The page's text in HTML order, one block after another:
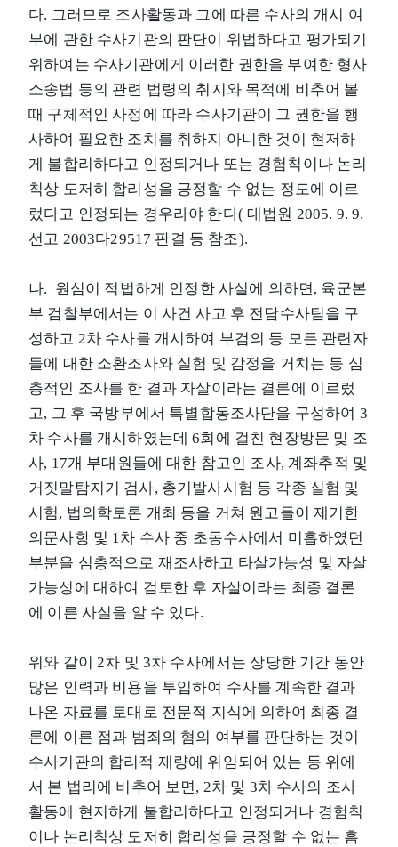
다. 그러므로 조사활동과 그에 따른 수사의 개시 여
부에 관한 수사기관의 판단이 위법하다고 평가되기
위하여는 수사기관에게 이러한 권한을 부여한 형사
소송법 등의 관련 법령의 취지와 목적에 비추어 볼
때 구체적인 사정에 따라 수사기관이 그 권한을 행
사하여 필요한 조치를 취하지 아니한 것이 현저하
게 불합리하다고 인정되거나 또는 경험칙이나 논리
칙상 도저히 합리성을 긍정할 수 없는 정도에 이르
렀다고 인정되는 경우라야 한다( 대법원 2005. 9. 9.
선고 2003다29517 판결 등 참조).
나. 원심이 적법하게 인정한 사실에 의하면, 육군본
부 검찰부에서는 이 사건 사고 후 전담수사팀을 구
성하고 2차 수사를 개시하여 부검의 등 모든 관련자
들에 대한 소환조사와 실험 및 감정을 거치는 등 심
층적인 조사를 한 결과 자살이라는 결론에 이르렀
고, 그 후 국방부에서 특별합동조사단을 구성하여 3
차 수사를 개시하였는데 6회에 걸친 현장방문 및 조
사, 17개 부대원들에 대한 참고인 조사, 계좌추적 및
거짓말탐지기 검사, 총기발사시험 등 각종 실험 및
시험, 법의학토론 개최 등을 거쳐 원고들이 제기한
의문사항 및 1차 수사 중 초동수사에서 미흡하였던
부분을 심층적으로 재조사하고 타살가능성 및 자살
가능성에 대하여 검토한 후 자살이라는 최종 결론
에 이른 사실을 알 수 있다.
위와 같이 2차 및 3차 수사에서는 상당한 기간 동안
많은 인력과 비용을 투입하여 수사를 계속한 결과
나온 자료를 토대로 전문적 지식에 의하여 최종 결
론에 이른 점과 범죄의 혐의 여부를 판단하는 것이
수사기관의 합리적 재량에 위임되어 있는 등 위에
서 본 법리에 비추어 보면, 2차 및 3차 수사의 조사
활동에 현저하게 불합리하다고 인정되거나 경험칙
이나 논리칙상 도저히 합리성을 긍정할 수 없는 흠